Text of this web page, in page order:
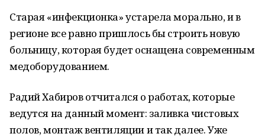
Старая «инфекционка» устарела морально, и в
регионе все равно пришлось бы строить новую
больницу, которая будет оснащена современным
медоборудованием.
Радий Хабиров отчитался о работах, которые
ведутся на данный момент: заливка чистовых
полов, монтаж вентиляции и так далее. Уже